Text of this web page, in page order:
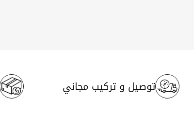
توصيل و تركيب مجاني